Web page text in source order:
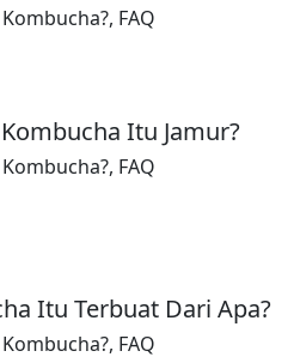
, FAQ
Itu Jamur?
, FAQ
Itu Terbuat Dari Apa?
, FAQ